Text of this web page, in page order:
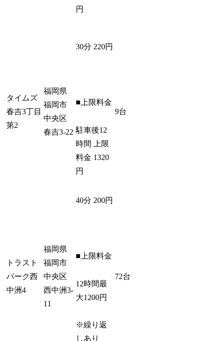
円
タイムズ
春吉3丁目
第2
福岡県
福岡市
中央区
春吉3-22
30分 220円
■上限料金
駐車後12
時間 上限
料金 1320
円
9台
トラスト
パーク西
中洲4
福岡県
福岡市
中央区
西中洲3-
11
40分 200円
■上限料金
12時間最
大1200円
※繰り返
しあり
72台